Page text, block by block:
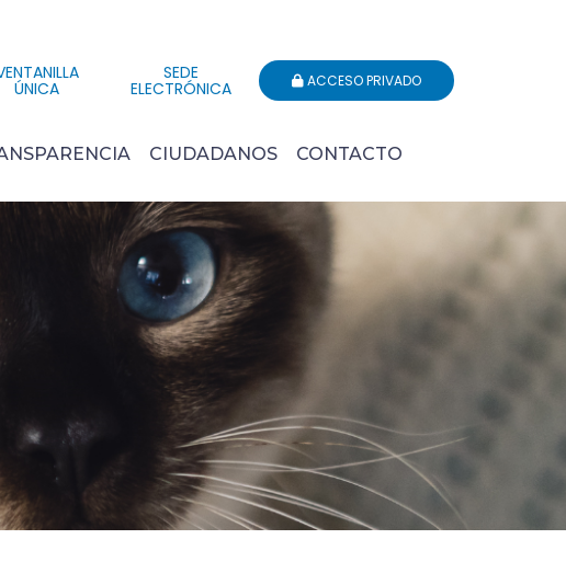
ÚNICA
SEDE
ELECTRÓNICA ACCESO PRIVADO
CIUDADANOS CONTACTO